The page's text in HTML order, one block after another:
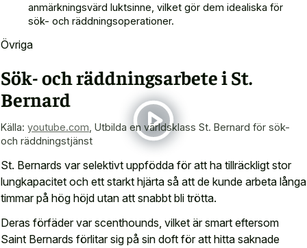
anmärkningsvärd luktsinne, vilket gör dem idealiska för
sök- och räddningsoperationer.
Övriga
Sök- och räddningsarbete i St.
Bernard
Källa: youtube.com Utbilda en världsklass St. Bernard för sök-
och räddningstjänst
St. Bernards var selektivt uppfödda för att ha tillräckligt stor
lungkapacitet och ett starkt hjärta så att de kunde arbeta långa
timmar på hög höjd utan att snabbt bli trötta.
Deras förfäder var scenthounds, vilket är smart eftersom
Saint Bernards förlitar sig på sin doft för att hitta saknade